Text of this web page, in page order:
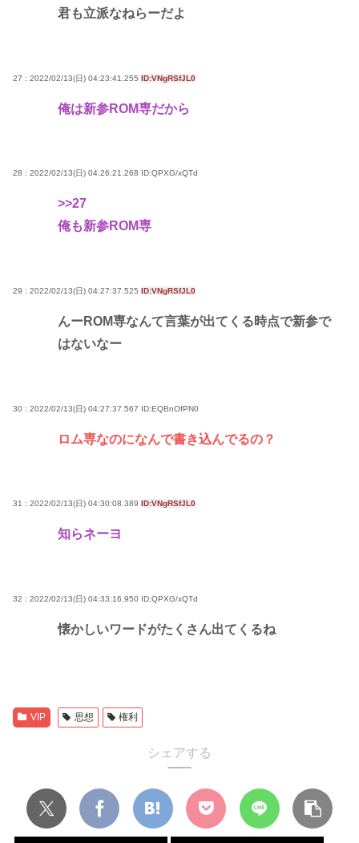
君も立派なねらーだよ
27 : 2022/02/13(日) 04:23:41.255 ID:VNgRSfJL0
俺は新参ROM専だから
28 : 2022/02/13(日) 04:26:21.268 ID:QPXG/xQTd
>>27
俺も新参ROM専
29 : 2022/02/13(日) 04:27:37.525 ID:VNgRSfJL0
んーROM専なんて言葉が出てくる時点で新参で
はないなー
30 : 2022/02/13(日) 04:27:37.567 ID:EQBnOfPN0
ロム専なのになんで書き込んでるの？
31 : 2022/02/13(日) 04:30:08.389 ID:VNgRSfJL0
知らネーヨ
32 : 2022/02/13(日) 04:33:16.950 ID:QPXG/xQTd
懐かしいワードがたくさん出てくるね
VIP 思想 権利
シェアする